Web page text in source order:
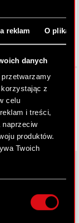
reklam O
danych
przetwarzamy
z
celu
i treści,
naprzeciw
produktów.
Twoich
nawet